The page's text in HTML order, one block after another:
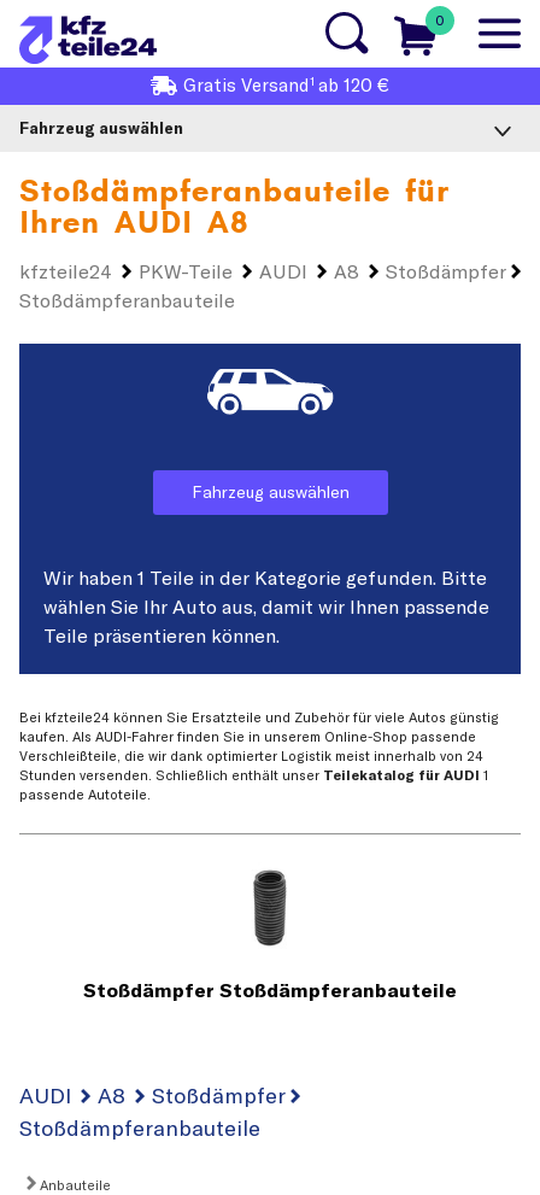
0
Gratis Versand1 ab 120 €
Fahrzeug auswählen
Stoßdämpferanbauteile für
Ihren AUDI A8
kfzteile24 PKW-Teile AUDI A8
Stoßdämpfer
Stoßdämpferanbauteile
Fahrzeug auswählen
Wir haben 1 Teile in der Kategorie gefunden. Bitte
wählen Sie Ihr Auto aus, damit wir Ihnen passende
Teile präsentieren können.
Bei kfzteile24 können Sie Ersatzteile und Zubehör für viele Autos günstig
kaufen. Als AUDI-Fahrer finden Sie in unserem Online-Shop passende
Verschleißteile, die wir dank optimierter Logistik meist innerhalb von 24
Stunden versenden. Schließlich enthält unser Teilekatalog für AUDI 1
passende Autoteile.
Stoßdämpfer Stoßdämpferanbauteile
AUDI A8
Stoßdämpfer
Stoßdämpferanbauteile
Anbauteile